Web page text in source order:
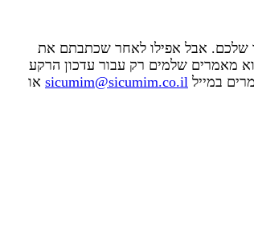
שלכם. אבל אפילו לאחר שכתבתם את
מאמרים שלמים רק עבור עדכון הרקע
במייל sicumim@sicumim.co.il או